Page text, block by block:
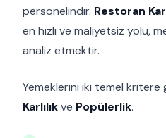
personelindir. Restoran
en hızlı ve maliyetsiz yolu,
analiz etmektir.
Yemeklerini iki temel kritere
Karlılıkve Popülerlik.